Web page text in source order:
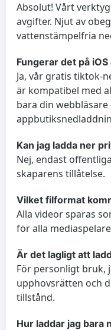
Absolut! Vårt
avgifter. Njut av
vattenstämpelfria
Fungerar det på
Ja, vår gratis tiktok-
är kompatibel med
bara din webbläsare
Kan jag ladda ner
Nej, endast
skaparens tillåtelse.
Vilket filformat
Alla videor sparas
för alla
Är det lagligt att
För personligt bruk,
upphovsrätten och
tillstånd.
Hur laddar jag bara